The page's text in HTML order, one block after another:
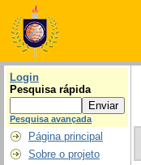
Login
Pesquisa rápida
Pesquisa avançada
Página principal
Sobre o projeto